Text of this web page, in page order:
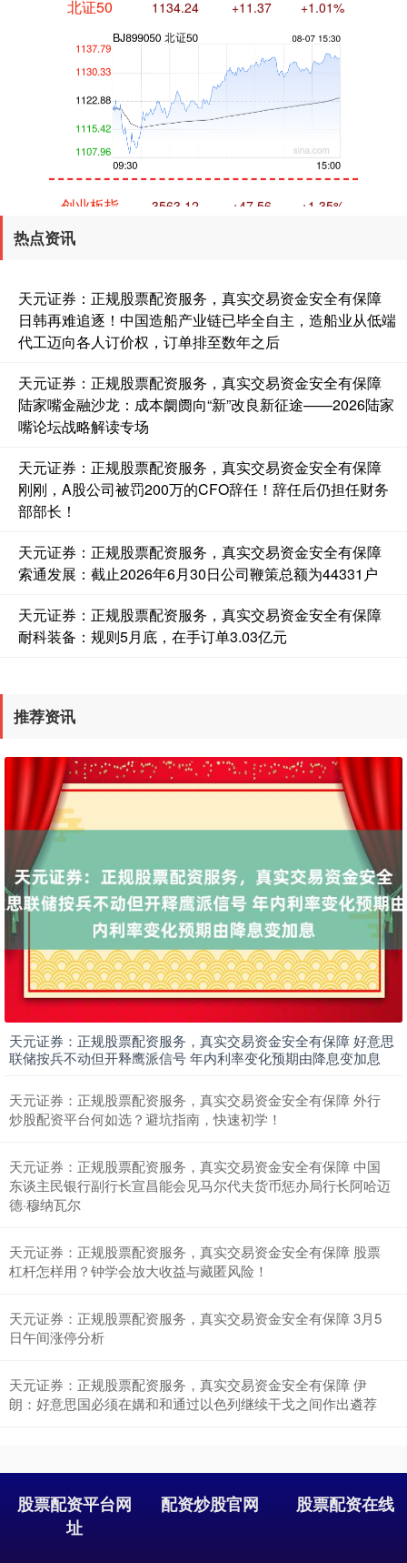
创业板指
基金指数 7242.10 +12.30 +0.17%
国债指数 229.69 +0.10 +0.04%
期指IC0 7877.80 +164.40 +2.13%
上证综指 3940.04 +39.68 +1.02%
深证成指 14311.01 +200.89 +1.42%
沪深300 4694.44 +43.13 +0.93%
热点资讯
天元证券：正规股票配资服务，真实交易资金安全有保障
日韩再难追逐！中国造船产业链已毕全自主，造船业从低端
代工迈向各人订价权，订单排至数年之后
天元证券：正规股票配资服务，真实交易资金安全有保障
陆家嘴金融沙龙：成本阛阓向“新”改良新征途——2026陆家
嘴论坛战略解读专场
天元证券：正规股票配资服务，真实交易资金安全有保障
刚刚，A股公司被罚200万的CFO辞任！辞任后仍担任财务
部部长！
天元证券：正规股票配资服务，真实交易资金安全有保障
索通发展：截止2026年6月30日公司鞭策总额为44331户
天元证券：正规股票配资服务，真实交易资金安全有保障
耐科装备：规则5月底，在手订单3.03亿元
推荐资讯
天元证券：正规股票配资服务，真实交易资金安全有保障 好意思
联储按兵不动但开释鹰派信号 年内利率变化预期由降息变加息
天元证券：正规股票配资服务，真实交易资金安全有保障 外行
炒股配资平台何如选？避坑指南，快速初学！
天元证券：正规股票配资服务，真实交易资金安全有保障 中国
东谈主民银行副行长宣昌能会见马尔代夫货币惩办局行长阿哈迈
德·穆纳瓦尔
天元证券：正规股票配资服务，真实交易资金安全有保障 股票
杠杆怎样用？钟学会放大收益与藏匿风险！
天元证券：正规股票配资服务，真实交易资金安全有保障 3月5
日午间涨停分析
天元证券：正规股票配资服务，真实交易资金安全有保障 伊
朗：好意思国必须在媾和和通过以色列继续干戈之间作出遴荐
股票配资平台网
址
配资炒股官网 股票配资在线